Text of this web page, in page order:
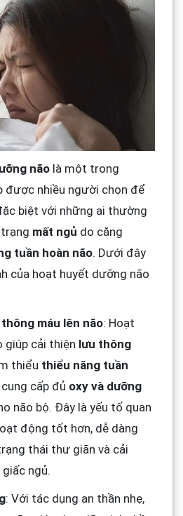
nãolà một trong
được nhiều người chọn để
biệt với những ai thường
mất ngủ do căng
tuần hoàn não. Dưới đây
của hoạt huyết dưỡng não
máu lên não: Hoạt
giúp cải thiện lưu thông
thiểu thiểu năng tuần
cấp đủ oxy và dưỡng
não bộ. Đây là yếu tố quan
động tốt hơn, dễ dàng
thái thư giãn và cải
ngủ.
: Với tác dụng an thần nhẹ,